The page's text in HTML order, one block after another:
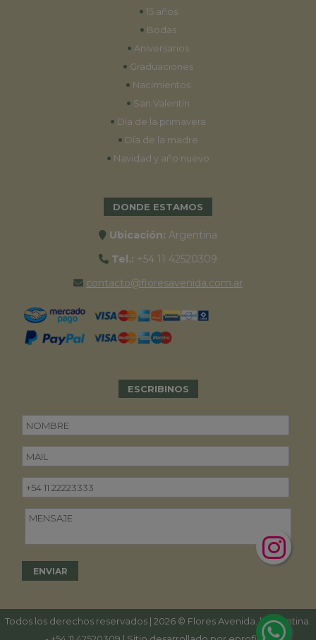
• 15 años
• Bodas
• Aniversarios
• Graduaciones
• Nacimientos
• San Valentín
• Día de la primavera
• Día de la madre
• Navidad y año nuevo
DONDE ESTAMOS
Ubicación: Argentina
Tel.: +54 11 42520309
contacto@floresavenida.com.ar
ESCRIBINOS
Todos los derechos reservados | 2026 © Flores Avenida. | Argentina.